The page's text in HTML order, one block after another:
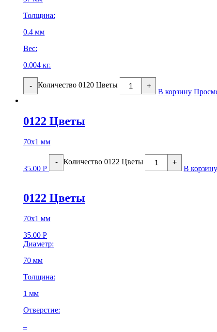
Толщина:
0.4 мм
Вес:
0.004 кг.
- Количество 0120 Цветы +
В корзину
0122 Цветы
70х1 мм
35.00 Р
- Количество 0122 Цветы +
В корзину
0122 Цветы
70х1 мм
35.00 Р
Диаметр:
70 мм
Толщина:
1 мм
Отверстие:
–